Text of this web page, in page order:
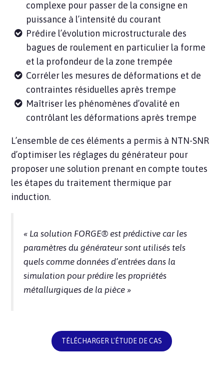
complexe pour passer de la consigne en
puissance à l’intensité du courant
Prédire l’évolution microstructurale des
bagues de roulement en particulier la forme
et la profondeur de la zone trempée
Corréler les mesures de déformations et de
contraintes résiduelles après trempe
Maîtriser les phénomènes d’ovalité en
contrôlant les déformations après trempe
L’ensemble de ces éléments a permis à NTN-SNR
d’optimiser les réglages du générateur pour
proposer une solution prenant en compte toutes
les étapes du traitement thermique par
induction.
« La solution FORGE® est prédictive car les
paramètres du générateur sont utilisés tels
quels comme données d’entrées dans la
simulation pour prédire les propriétés
métallurgiques de la pièce »
TÉLÉCHARGER L'ÉTUDE DE CAS